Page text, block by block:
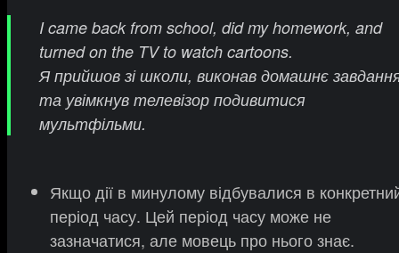
I came back from school, did my homework, and
turned on the TV to watch cartoons.
Я прийшов зі школи, виконав домашнє
та увімкнув телевізор подивитися
мультфільми.
Якщо дії в минулому відбувалися в
період часу. Цей період часу може не
зазначатися, але мовець про нього знає.